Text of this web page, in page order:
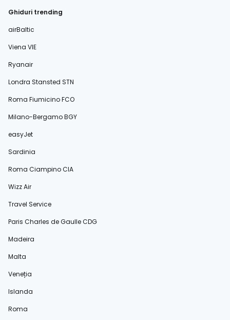
Ghiduri trending
airBaltic
Viena VIE
Ryanair
Londra Stansted STN
Roma Fiumicino FCO
Milano-Bergamo BGY
easyJet
Sardinia
Roma Ciampino CIA
Wizz Air
Travel Service
Paris Charles de Gaulle CDG
Madeira
Malta
Veneția
Islanda
Roma